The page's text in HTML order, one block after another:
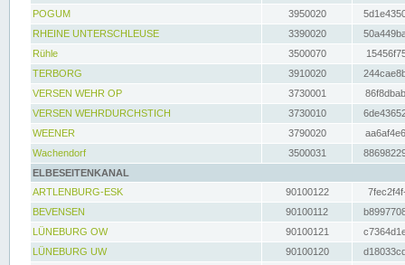
POGUM
3950020
RHEINE UNTERSCHLEUSE
3390020
Rühle
3500070
TERBORG
3910020
VERSEN WEHR OP
3730001
VERSEN WEHRDURCHSTICH
3730010
WEENER
3790020
Wachendorf
3500031
ELBESEITENKANAL
ARTLENBURG-ESK
90100122
BEVENSEN
90100112
LÜNEBURG OW
90100121
LÜNEBURG UW
90100120